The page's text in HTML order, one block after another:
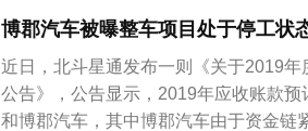
博郡汽车被曝整车项目处于停工状
近日，北斗星通发布一则《关于2019
公告》，公告显示，2019年应收账款
和博郡汽车，其中博郡汽车由于资金链